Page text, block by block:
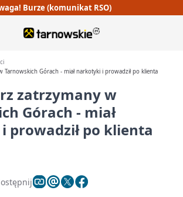
Burze (komunikat RSO)
Tarnowskich Górach - miał narkotyki i prowadził po klienta
zatrzymany w
Górach - miał
prowadził po klienta